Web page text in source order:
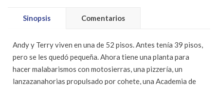
Sinopsis Comentarios
Andy y Terry viven en una de 52 pisos. Antes tenía 39 pisos,
pero se les quedó pequeña. Ahora tiene una planta para
hacer malabarismos con motosierras, una pizzería, un
lanzazanahorias propulsado por cohete, una Academia de